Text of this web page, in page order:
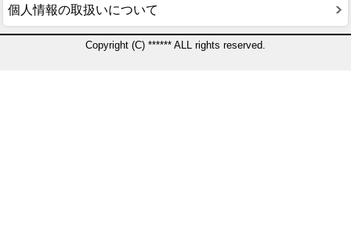
個人情報の取扱いについて
Copyright (C) ****** ALL rights reserved.